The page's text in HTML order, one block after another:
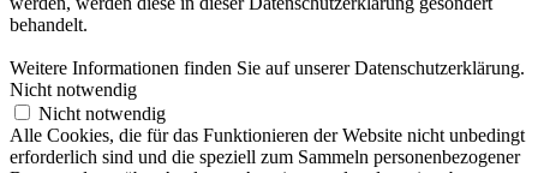
behandelt.
Weitere Informationen finden Sie auf unserer Datenschutzerklärung.
Nicht notwendig
Nicht notwendig
Alle Cookies, die für das Funktionieren der Website nicht unbedingt
erforderlich sind und die speziell zum Sammeln personenbezogener